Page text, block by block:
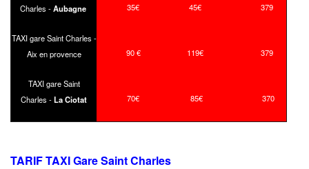
Charles -Aubagne 35€ 45€ 379
TAXI gare Saint Charles -
Aix en provence
90 € 119€ 379
TAXI gare Saint
Charles -La Ciotat 70€ 85€ 370
TARIF TAXI Gare Saint Charles